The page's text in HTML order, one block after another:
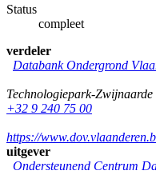
Status
compleet
verdeler
Databank Ondergrond
Technologiepark-Zwijnaarde
+32 9 240 75 00
https://
uitgever
Ondersteunend Centrum